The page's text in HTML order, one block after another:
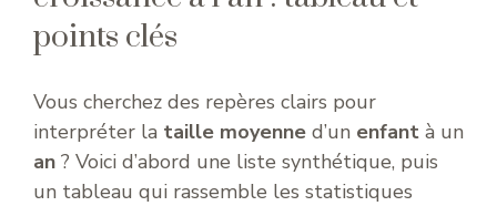
points clés
Vous cherchez des repères clairs pour
interpréter la taille moyenne d’un enfant à un
an ? Voici d’abord une liste synthétique, puis
un tableau qui rassemble les statistiques